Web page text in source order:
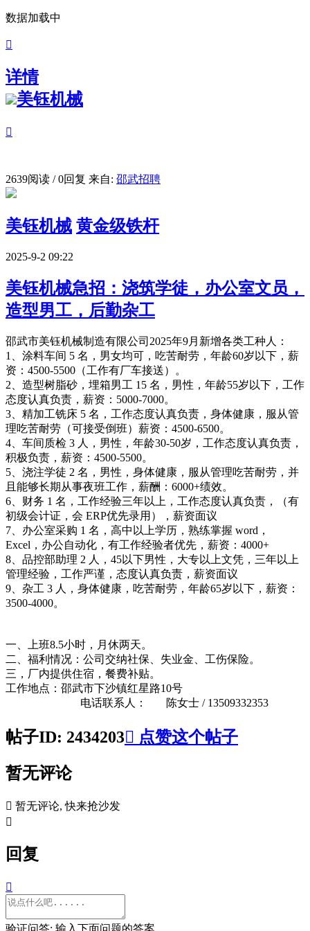
数据加载中

详情
美钰机械

2639阅读 / 0回复 来自: 邵武招聘
美钰机械 黄金级铁杆
2025-9-2 09:22
美钰机械急招：浇筑学徒，办公室文员，
造型男工，后勤杂工
邵武市美钰机械制造有限公司2025年9月新增各类工种人：
1、涂料车间 5 名，男女均可，吃苦耐劳，年龄60岁以下，薪
资：4500-5500（工作有厂车接送）。
2、造型树脂砂，埋箱男工 15 名，男性，年龄55岁以下，工作
态度认真负责，薪资：5000-7000。
3、精加工铣床 5 名，工作态度认真负责，身体健康，服从管
理吃苦耐劳（可接受倒班）薪资：4500-6500。
4、车间质检 3 人，男性，年龄30-50岁，工作态度认真负责，
积极负责，薪资：4500-5500。
5、浇注学徒 2 名，男性，身体健康，服从管理吃苦耐劳，并
且能够长期从事夜班工作，薪酬：6000+绩效。
6、财务 1 名，工作经验三年以上，工作态度认真负责，（有
初级会计证，会 ERP优先录用），薪资面议
7、办公室采购 1 名，高中以上学历，熟练掌握 word，
Excel，办公自动化，有工作经验者优先，薪资：4000+
8、品控部助理 2 人，45以下男性，大专以上文凭，三年以上
管理经验，工作严谨，态度认真负责，薪资面议
9、杂工 3 人， 身体健康，吃苦耐劳，年龄65岁以下，薪资：
3500-4000。
一、上班8.5小时，月休两天。
二、福利情况：公司交纳社保、失业金、工伤保险。
三，厂内提供住宿，餐费补贴。
工作地点：邵武市下沙镇红星路10号
电话联系人： 陈女士 / 13509332353
帖子ID: 2434203 点赞这个帖子
暂无评论
 暂无评论, 快来抢沙发

回复

验证问答: 输入下面问题的答案